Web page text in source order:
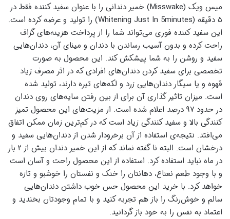
میس ویک (Misswake) خمیر دندانی را با عنوان سفید کننده فقط در
۵ دقیقه
(Whitening Just In 5minutes) را تولید و عرضه کرده است.
این سفید کننده فوری می‌تواند شما را از پرداخت هزینه‌های گزاف
راحت کرده و بدون آسیب رساندن با دندان و مینای آن، دندان‌هایی
سفید و روشن را به شما پیشکش کند. این محصول به صورت
تخصصی برای سفید کردن دندان‌های افرادی که در اثر مصرف زیاد
قهوه و یا سیگار دندان‌هایی زرد و لکه‌های تیره دارند، تولید شده
است. میزان تاثیر گذاری آن برای از بین رفتن سایه‌های روی دندان
در حدود ۹۷ درصد اعلام شده است. از مزیت‌های این محصول تمیز
کنندگی بالا و سفید کنندگی زیاد است که در کم‌ترین زمان ممکن اتفاق
می‌افتد. نتیجه‌ی استفاده از آن برخرودار شدن از دندان‌هایی سفید و
درخشان است. البته نا گفته نماند که از این خمیر دندان بیش از ۲ بار
در ماه نباید استفاده کرد. استفاده از این محصول راحت و آسان است
و با وجود طعم نعناع، دهانتان را خنک و نفستان را خوشبو و تازه
خواهد کرد. با خرید این محصول حس خوب داشتن دندان‌هایی
سالم و خوش‌رنگ را باز هم تجربه کنید و با تمام وجودتان بخندید و
اعتماد به نفس را به خود باز گردانید.